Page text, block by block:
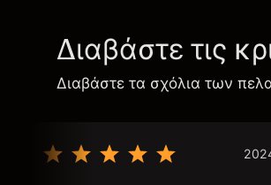
Διαβάστε τις
Διαβάστε τα σχόλια των